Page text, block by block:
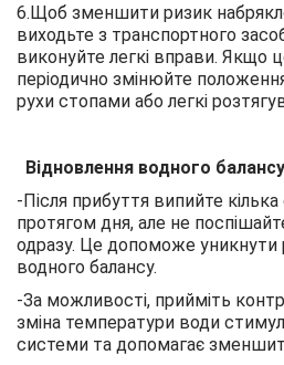
6.Щоб зменшити ризик
виходьте з транспортного
виконуйте легкі вправи. Якщо
періодично змінюйте положення
рухи стопами або легкі
Відновлення водного
-Після прибуття випийте
протягом дня, але не
одразу. Це допоможе уникнути
водного балансу.
-За можливості, прийміть
зміна температури води
системи та допомагає